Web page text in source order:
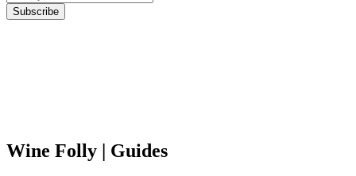
Subscribe
Wine Folly | Guides